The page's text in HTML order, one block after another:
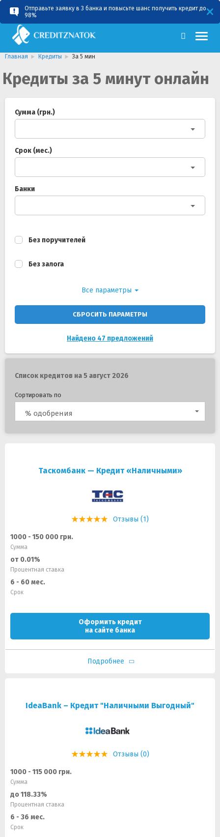
Отправьте заявку в 3 банка и повысьте шанс получить кредит до
98%
RU UA
Главная Кредиты За 5 мин
Кредиты за 5 минут онлайн
Сумма (грн.)
Срок (мес.)
Банки
Без поручителей
Без залога
Все параметры
СБРОСИТЬ ПАРАМЕТРЫ
Найдено 47 предложений
Список кредитов на 5 август 2026
Сортировать по
% одобрения
Таскомбанк — Кредит «Наличными»
Отзывы (1)
1000 - 150 000 грн.
Сумма
от 0.01%
Процентная ставка
6 - 60 мес.
Срок
Оформить кредит
на сайте банка
Подробнее
IdeaBank – Кредит "Наличными Выгодный"
Отзывы (0)
1000 - 115 000 грн.
Сумма
до 118.33%
Процентная ставка
6 - 36 мес.
Срок